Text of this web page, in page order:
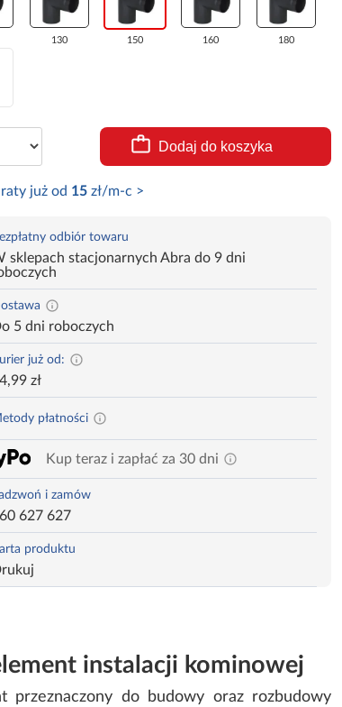
130 150 160 180
Dodaj do koszyka
już od 15zł/m-c >
odbiór towaru
sklepach stacjonarnych Abra do 9 dni
5 dni roboczych
już od:
zł
płatności
Kup teraz i zapłać za 30 dni
i zamów
627 627
produktu
instalacji kominowej
do budowy oraz rozbudowy